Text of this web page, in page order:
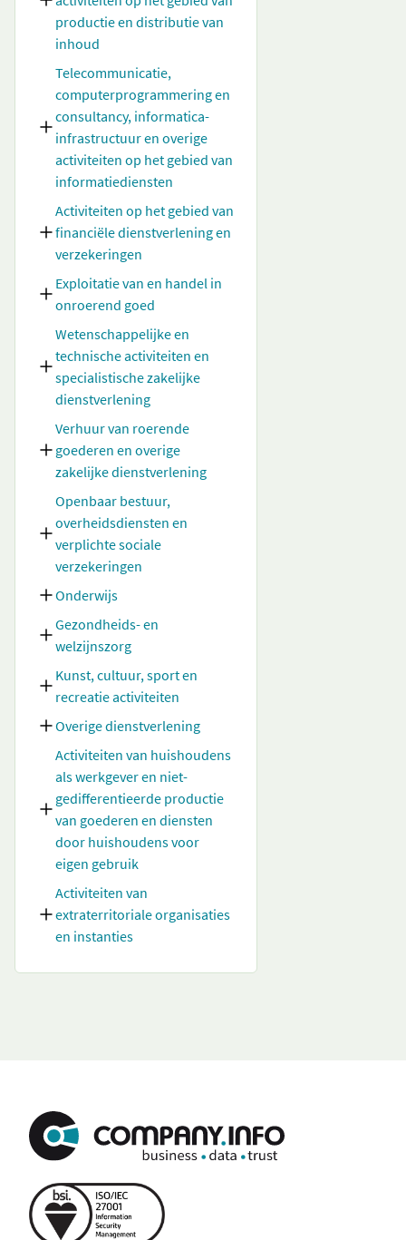
productie en distributie van
inhoud
Telecommunicatie,
computerprogrammering en
consultancy, informatica-
infrastructuur en overige
activiteiten op het gebied van
informatiediensten
Activiteiten op het gebied van
financiële dienstverlening en
verzekeringen
Exploitatie van en handel in
onroerend goed
Wetenschappelijke en
technische activiteiten en
specialistische zakelijke
dienstverlening
Verhuur van roerende
goederen en overige
zakelijke dienstverlening
Openbaar bestuur,
overheidsdiensten en
verplichte sociale
verzekeringen
Onderwijs
Gezondheids- en
welzijnszorg
Kunst, cultuur, sport en
recreatie activiteiten
Overige dienstverlening
Activiteiten van huishoudens
als werkgever en niet-
gedifferentieerde productie
van goederen en diensten
door huishoudens voor
eigen gebruik
Activiteiten van
extraterritoriale organisaties
en instanties